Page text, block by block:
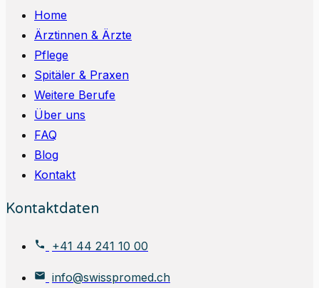
Home
Ärztinnen & Ärzte
Pflege
Spitäler & Praxen
Weitere Berufe
Über uns
FAQ
Blog
Kontakt
Kontaktdaten
+41 44 241 10 00
info@swisspromed.ch